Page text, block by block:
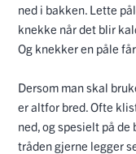
ned i bakken. Lette
knekke når det blir
Og knekker en påle
Dersom man skal
er altfor bred. Ofte
ned, og spesielt på
tråden gjerne legger